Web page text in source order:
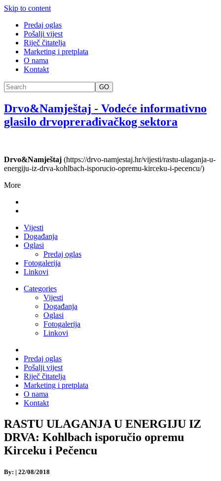
Skip to content
Predaj oglas
Pošalji vijest
Riječ čitatelja
Marketing i pretplata
O nama
Kontakt
GO
Drvo&Namještaj - Vodeće informativno
glasilo drvoprerađivačkog sektora
Drvo&Namještaj (https://drvo-namjestaj.hr/vijesti/rastu-ulaganja-u-
energiju-iz-drva-kohlbach-isporucio-opremu-kirceku-i-pecencu/)
More
Vijesti
Događanja
Oglasi
Predaj oglas
Fotogalerija
Linkovi
Categories
Vijesti
Događanja
Oglasi
Fotogalerija
Linkovi
Predaj oglas
Pošalji vijest
Riječ čitatelja
Marketing i pretplata
O nama
Kontakt
RASTU ULAGANJA U ENERGIJU IZ
DRVA: Kohlbach isporučio opremu
Kirceku i Pečencu
By: | 22/08/2018